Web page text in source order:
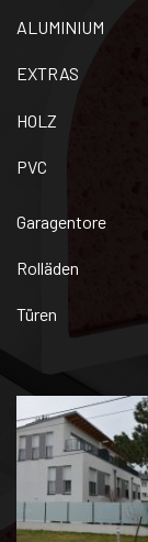
ALUMINIUM
EXTRAS
HOLZ
PVC
Garagentore
Rolläden
Türen